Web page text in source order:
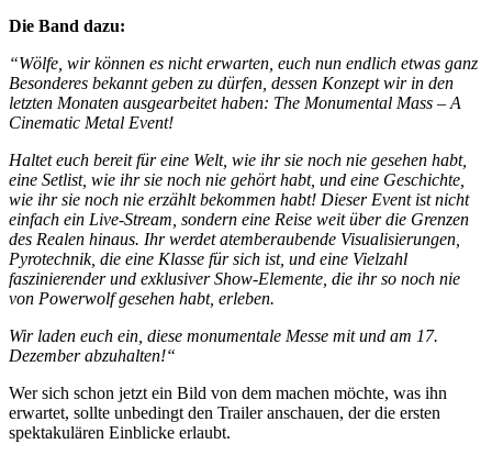
Die Band dazu:
“Wölfe, wir können es nicht erwarten, euch nun endlich etwas ganz
Besonderes bekannt geben zu dürfen, dessen Konzept wir in den
letzten Monaten ausgearbeitet haben: The Monumental Mass – A
Cinematic Metal Event!
Haltet euch bereit für eine Welt, wie ihr sie noch nie gesehen habt,
eine Setlist, wie ihr sie noch nie gehört habt, und eine Geschichte,
wie ihr sie noch nie erzählt bekommen habt! Dieser Event ist nicht
einfach ein Live-Stream, sondern eine Reise weit über die Grenzen
des Realen hinaus. Ihr werdet atemberaubende Visualisierungen,
Pyrotechnik, die eine Klasse für sich ist, und eine Vielzahl
faszinierender und exklusiver Show-Elemente, die ihr so noch nie
von Powerwolf gesehen habt, erleben.
Wir laden euch ein, diese monumentale Messe mit und am 17.
Dezember abzuhalten!“
Wer sich schon jetzt ein Bild von dem machen möchte, was ihn
erwartet, sollte unbedingt den Trailer anschauen, der die ersten
spektakulären Einblicke erlaubt.